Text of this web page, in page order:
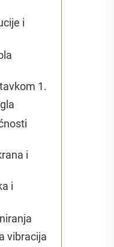
i
1.
i
i
vibracija